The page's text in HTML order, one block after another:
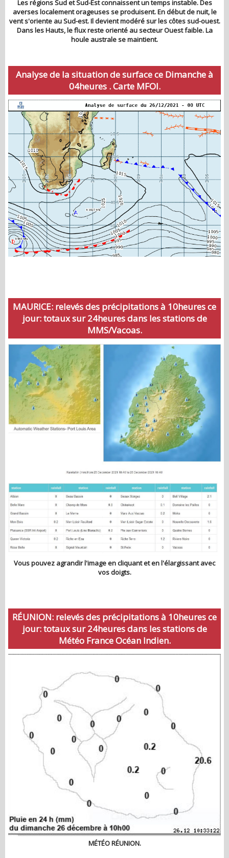
Les régions Sud et Sud-Est connaissent un temps instable. Des
averses localement orageuses se produisent. En début de nuit, le
vent s'oriente au Sud-est. Il devient modéré sur les côtes sud-ouest.
Dans les Hauts, le flux reste orienté au secteur Ouest faible. La
houle australe se maintient.
Analyse de la situation de surface ce Dimanche à
04heures . Carte MFOI.
MAURICE: relevés des précipitations à 10heures ce
jour: totaux sur 24heures dans les stations de
MMS/Vacoas.
Vous pouvez agrandir l'image en cliquant et en l'élargissant avec
vos doigts.
RÉUNION: relevés des précipitations à 10heures ce
jour: totaux sur 24heures dans les stations de
Météo France Océan Indien.
MÉTÉO RÉUNION.